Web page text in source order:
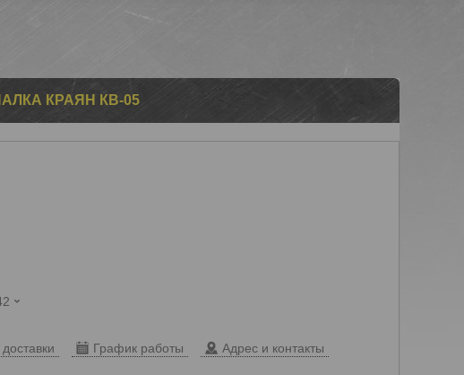
КРАЯН КВ-05
График работы Адрес и контакты